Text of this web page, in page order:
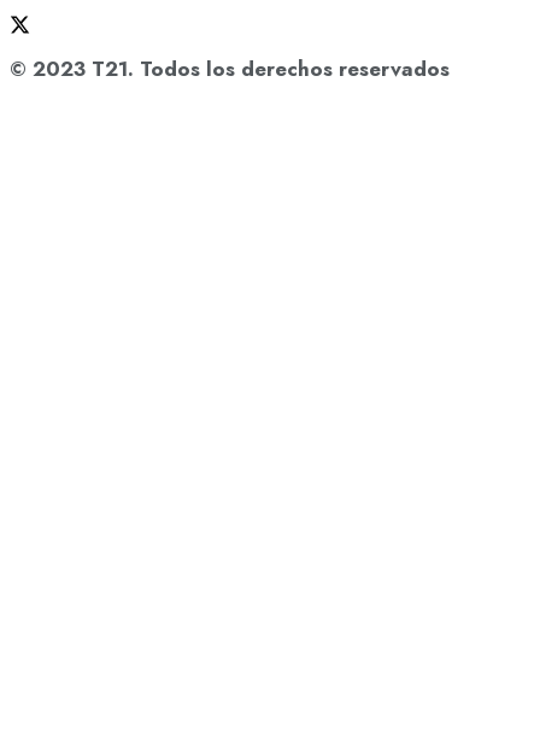
© 2023 T21. Todos los derechos reservados